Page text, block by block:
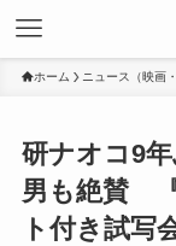
ホーム ニュース（映画
研ナオコ9
男も絶賛
ト付き試写